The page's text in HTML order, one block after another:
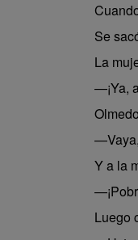
Se
La
—¡Ya,
Y a la
Luego